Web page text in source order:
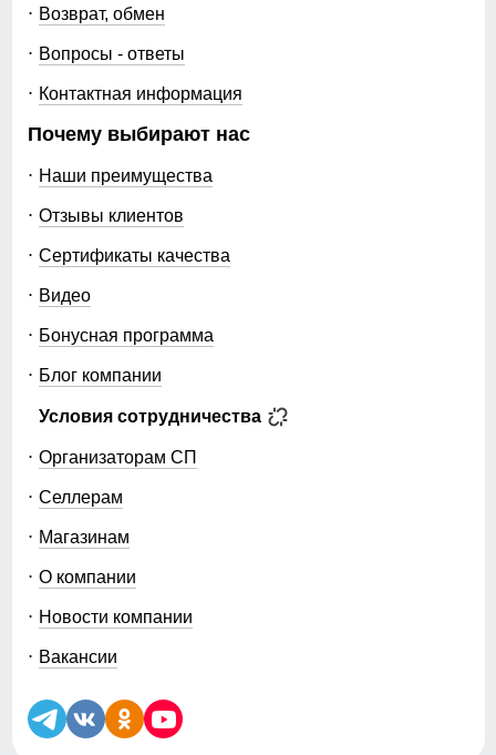
Возврат, обмен
Вопросы - ответы
Контактная информация
Почему выбирают нас
Наши преимущества
Отзывы клиентов
Сертификаты качества
Видео
Бонусная программа
Блог компании
Условия сотрудничества
Организаторам СП
Селлерам
Магазинам
О компании
Новости компании
Вакансии